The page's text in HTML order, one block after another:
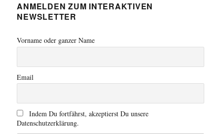
ANMELDEN ZUM INTERAKTIVEN
NEWSLETTER
Vorname oder ganzer Name
Email
Indem Du fortfährst, akzeptierst Du unsere
Datenschutzerklärung.